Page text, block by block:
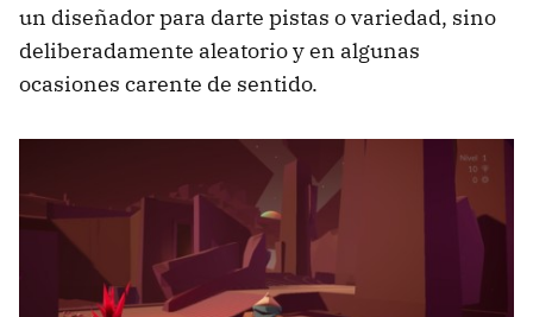
un diseñador para darte pistas o variedad, sino
deliberadamente aleatorio y en algunas
ocasiones carente de sentido.